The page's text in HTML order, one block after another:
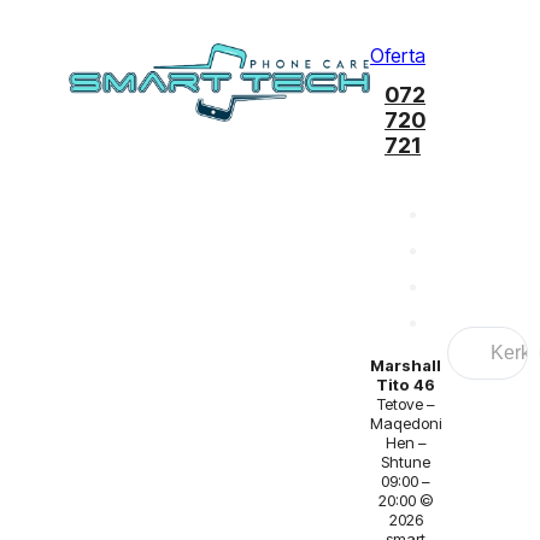
Oferta
072
720
721
Marshall
Tito 46
Tetove –
Maqedoni
Hen –
Shtune
09:00 –
20:00 ©
2026
Search
...